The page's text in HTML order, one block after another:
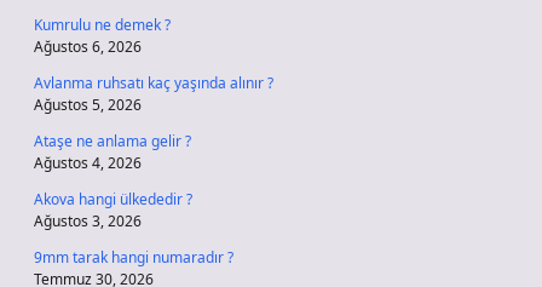
Kumrulu ne demek ?
Ağustos 6, 2026
Avlanma ruhsatı kaç yaşında alınır ?
Ağustos 5, 2026
Ataşe ne anlama gelir ?
Ağustos 4, 2026
Akova hangi ülkededir ?
Ağustos 3, 2026
9mm tarak hangi numaradır ?
Temmuz 30, 2026